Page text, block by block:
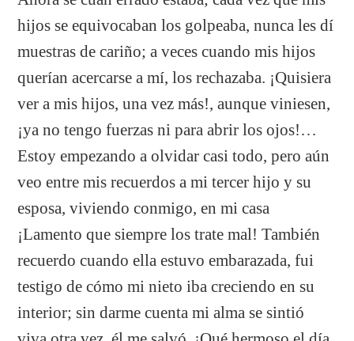
hijos se equivocaban los golpeaba, nunca les dí
muestras de cariño; a veces cuando mis hijos
querían acercarse a mí, los rechazaba. ¡Quisiera
ver a mis hijos, una vez más!, aunque viniesen,
¡ya no tengo fuerzas ni para abrir los ojos!…
Estoy empezando a olvidar casi todo, pero aún
veo entre mis recuerdos a mi tercer hijo y su
esposa, viviendo conmigo, en mi casa
¡Lamento que siempre los trate mal! También
recuerdo cuando ella estuvo embarazada, fui
testigo de cómo mi nieto iba creciendo en su
interior; sin darme cuenta mi alma se sintió